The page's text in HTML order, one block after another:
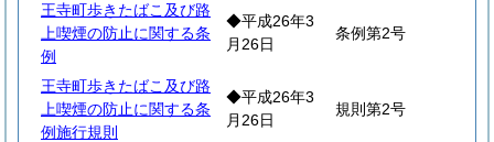
王寺町歩きたばこ及び路
上喫煙の防止に関する条
例
◆平成26年3
月26日
条例第2号
王寺町歩きたばこ及び路
上喫煙の防止に関する条
例施行規則
◆平成26年3
月26日
規則第2号